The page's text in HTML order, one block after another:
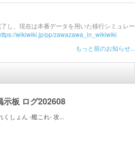
し、現在は本番データを用いた移行シミュレー
wikiwiki.jp/pp/zawazawa_in_wikiwiki
もっと前のお知らせ...
示板 ログ202608
くしょん -艦これ- 攻...